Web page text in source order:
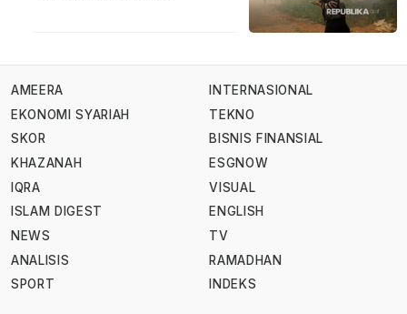
AMEERA
EKONOMI SYARIAH
SKOR
KHAZANAH
IQRA
ISLAM DIGEST
NEWS
ANALISIS
SPORT
INTERNASIONAL
TEKNO
BISNIS FINANSIAL
ESGNOW
VISUAL
ENGLISH
TV
RAMADHAN
INDEKS